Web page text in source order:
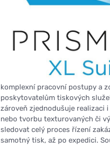
komplexní pracovní postupy a
poskytovatelům tiskových
zároveň zjednodušuje realizaci
nebo tvorbu texturovaných či
sledovat celý proces řízení
samotný tisk, až po expedici.